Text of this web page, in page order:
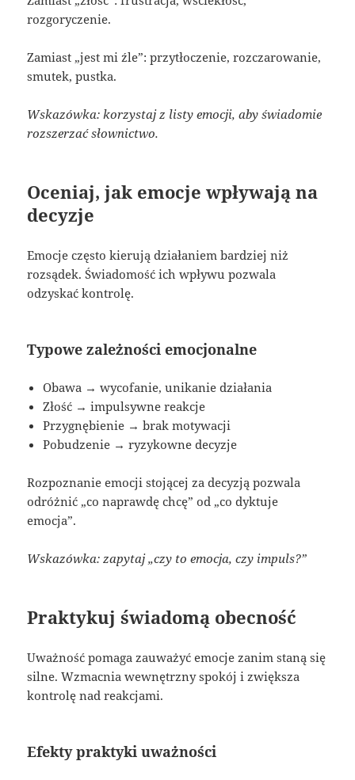
rozgoryczenie.
Zamiast „jest mi źle”: przytłoczenie, rozczarowanie,
smutek, pustka.
Wskazówka: korzystaj z listy emocji, aby świadomie
rozszerzać słownictwo.
Oceniaj, jak emocje wpływają na
decyzje
Emocje często kierują działaniem bardziej niż
rozsądek. Świadomość ich wpływu pozwala
odzyskać kontrolę.
Typowe zależności emocjonalne
Obawa → wycofanie, unikanie działania
Złość → impulsywne reakcje
Przygnębienie → brak motywacji
Pobudzenie → ryzykowne decyzje
Rozpoznanie emocji stojącej za decyzją pozwala
odróżnić „co naprawdę chcę” od „co dyktuje
emocja”.
Wskazówka: zapytaj „czy to emocja, czy impuls?”
Praktykuj świadomą obecność
Uważność pomaga zauważyć emocje zanim staną się
silne. Wzmacnia wewnętrzny spokój i zwiększa
kontrolę nad reakcjami.
Efekty praktyki uważności